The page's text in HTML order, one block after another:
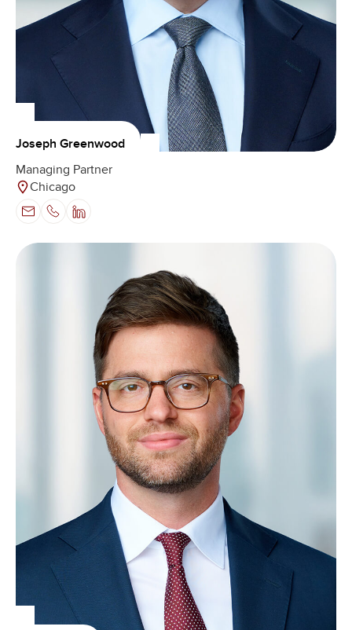
Joseph Greenwood
Managing Partner
Chicago